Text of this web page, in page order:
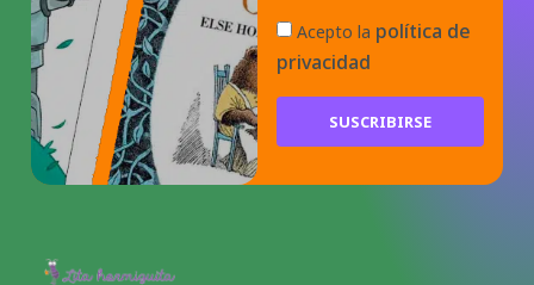
Acepto la política de
privacidad
SUSCRIBIRSE